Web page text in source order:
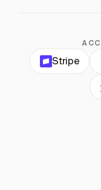
Stripe